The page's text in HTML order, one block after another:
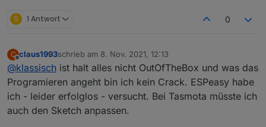
S 1 Antwort 0
C
Offline
claus1993schrieb am 8. Nov. 2021, 12:13
zuletzt editiert von
@klassisch ist halt alles nicht OutOfTheBox und was das
Programieren angeht bin ich kein Crack. ESPeasy habe
ich - leider erfolglos - versucht. Bei Tasmota müsste ich
auch den Sketch anpassen.